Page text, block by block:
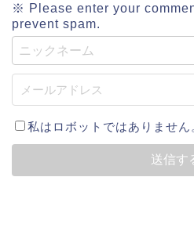
※ Please enter your
prevent spam.
私はロボットではありません